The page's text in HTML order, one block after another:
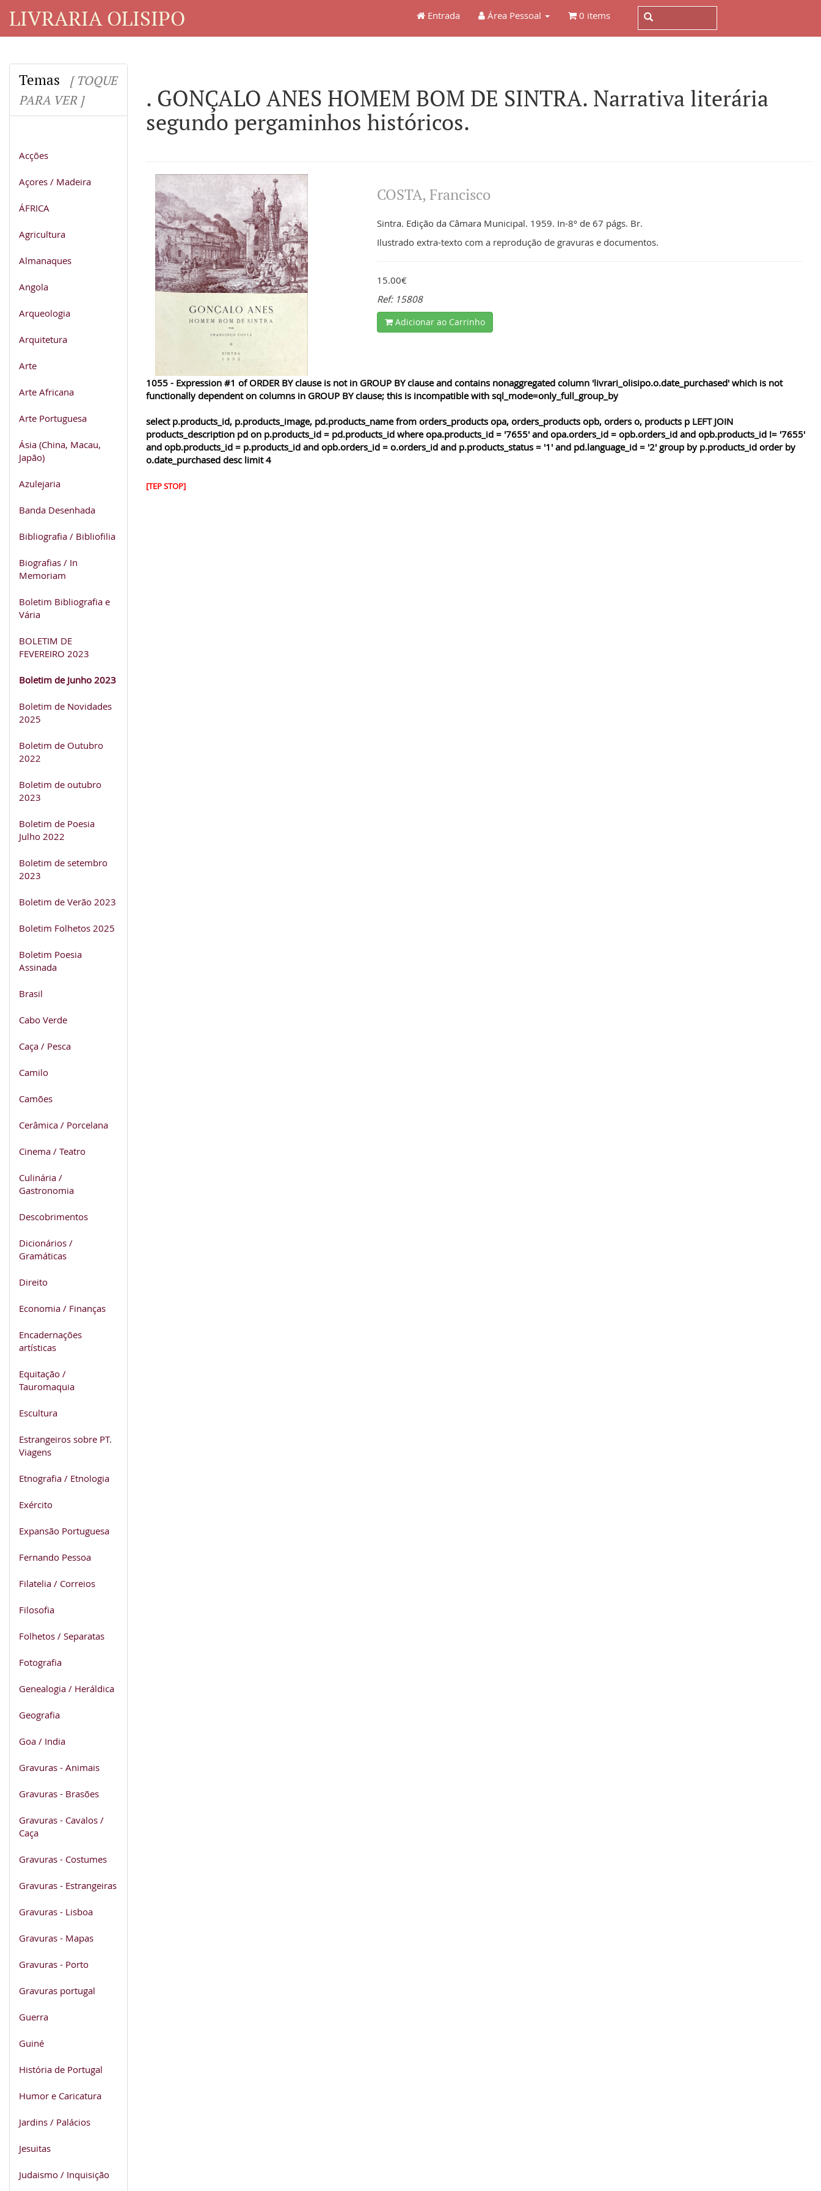
LIVRARIA OLISIPO Entrada Área Pessoal 0 items
Temas
[ TOQUE
PARA VER ]
Acções
Açores / Madeira
ÁFRICA
Agricultura
Almanaques
Angola
Arqueologia
Arquitetura
Arte
Arte Africana
Arte Portuguesa
Ásia (China, Macau,
Japão)
Azulejaria
Banda Desenhada
Bibliografia / Bibliofilia
Biografias / In
Memoriam
Boletim Bibliografia e
Vária
BOLETIM DE
FEVEREIRO 2023
Boletim de Junho 2023
Boletim de Novidades
2025
Boletim de Outubro
2022
Boletim de outubro
2023
Boletim de Poesia
Julho 2022
Boletim de setembro
2023
Boletim de Verão 2023
Boletim Folhetos 2025
Boletim Poesia
Assinada
Brasil
Cabo Verde
Caça / Pesca
Camilo
Camões
Cerâmica / Porcelana
Cinema / Teatro
Culinária /
Gastronomia
Descobrimentos
Dicionários /
Gramáticas
Direito
Economia / Finanças
Encadernações
artísticas
Equitação /
Tauromaquia
Escultura
Estrangeiros sobre PT.
Viagens
Etnografia / Etnologia
Exército
Expansão Portuguesa
Fernando Pessoa
Filatelia / Correios
Filosofia
Folhetos / Separatas
Fotografia
Genealogia / Heráldica
Geografia
Goa / India
Gravuras - Animais
Gravuras - Brasões
Gravuras - Cavalos /
Caça
Gravuras - Costumes
Gravuras - Estrangeiras
Gravuras - Lisboa
Gravuras - Mapas
Gravuras - Porto
Gravuras portugal
Guerra
Guiné
História de Portugal
Humor e Caricatura
Jardins / Palácios
Jesuitas
Judaismo / Inquisição
. GONÇALO ANES HOMEM BOM DE SINTRA. Narrativa literária
segundo pergaminhos históricos.
COSTA, Francisco
Sintra. Edição da Câmara Municipal. 1959. In-8º de 67 págs. Br.
Ilustrado extra-texto com a reprodução de gravuras e documentos.
15.00€
Ref: 15808
Adicionar ao Carrinho
1055 - Expression #1 of ORDER BY clause is not in GROUP BY clause and contains nonaggregated column 'livrari_olisipo.o.date_purchased' which is not
functionally dependent on columns in GROUP BY clause; this is incompatible with sql_mode=only_full_group_by
select p.products_id, p.products_image, pd.products_name from orders_products opa, orders_products opb, orders o, products p LEFT JOIN
products_description pd on p.products_id = pd.products_id where opa.products_id = '7655' and opa.orders_id = opb.orders_id and opb.products_id != '7655'
and opb.products_id = p.products_id and opb.orders_id = o.orders_id and p.products_status = '1' and pd.language_id = '2' group by p.products_id order by
o.date_purchased desc limit 4
[TEP STOP]